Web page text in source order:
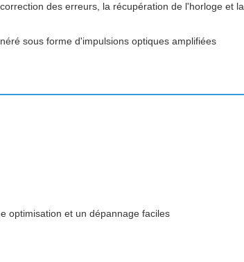
des erreurs, la récupération de l'horloge et la
sous forme d'impulsions optiques amplifiées
optimisation et un dépannage faciles